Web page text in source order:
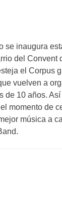
se inaugura
del Convent
el Corpus
vuelven a
de 10 años.
momento de
música a